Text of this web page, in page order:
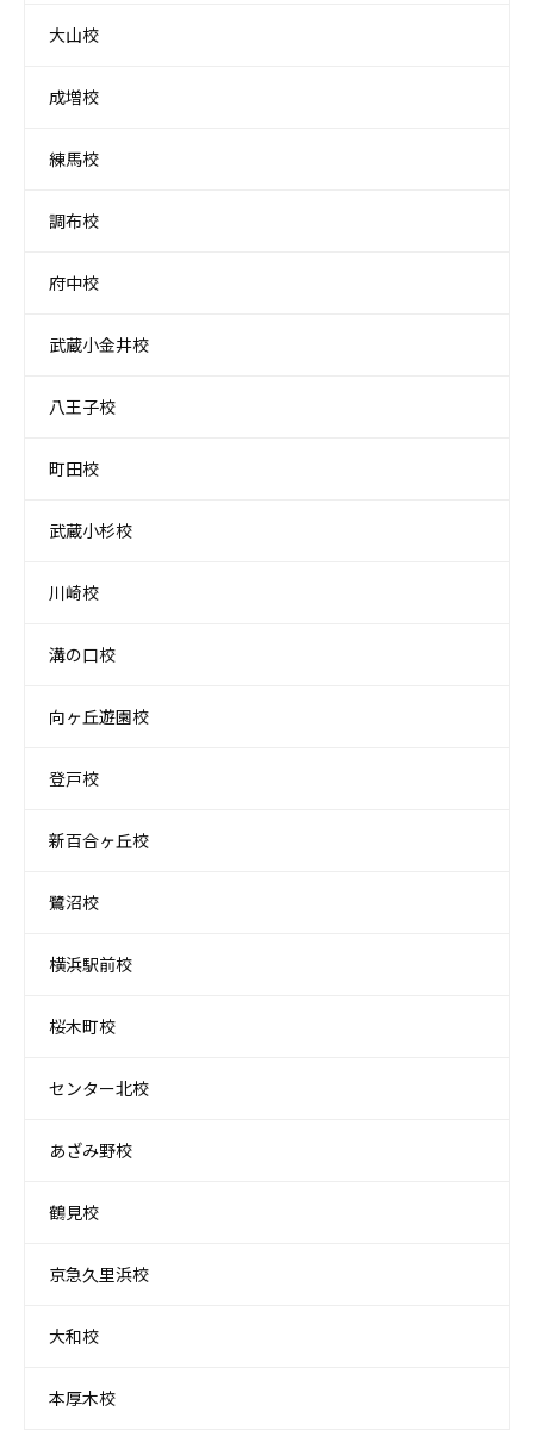
大山校
成増校
練馬校
調布校
府中校
武蔵小金井校
八王子校
町田校
武蔵小杉校
川崎校
溝の口校
向ヶ丘遊園校
登戸校
新百合ヶ丘校
鷺沼校
横浜駅前校
桜木町校
センター北校
あざみ野校
鶴見校
京急久里浜校
大和校
本厚木校